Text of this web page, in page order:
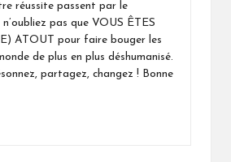
réussite passent par le
pas que VOUS ÊTES
ATOUT pour faire bouger les
de plus en plus déshumanisé.
partagez, changez ! Bonne